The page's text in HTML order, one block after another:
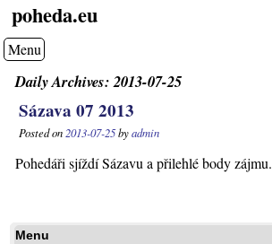
poheda.eu
Menu
Daily Archives:2013-07-25
Sázava 07 2013
Posted on 2013-07-25byadmin
Pohedáři sjíždí Sázavu a přilehlé body zájmu.
Menu